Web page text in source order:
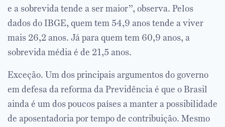
e a sobrevida tende a ser maior”, observa. Pelos
dados do IBGE, quem tem 54,9 anos tende a viver
mais 26,2 anos. Já para quem tem 60,9 anos, a
sobrevida média é de 21,5 anos.
Exceção. Um dos principais argumentos do governo
em defesa da reforma da Previdência é que o Brasil
ainda é um dos poucos países a manter a possibilidade
de aposentadoria por tempo de contribuição. Mesmo